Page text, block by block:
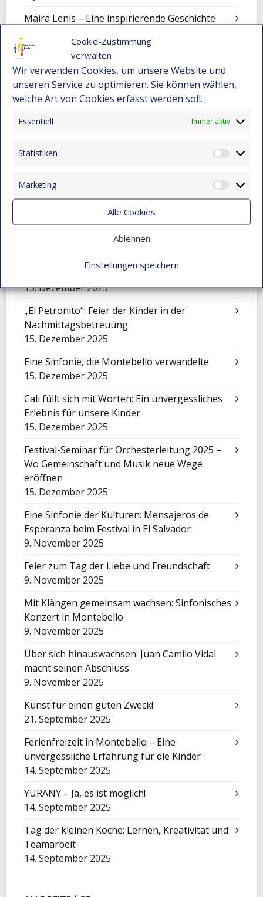
Cookie-Zustimmung
verwalten
Wir verwenden Cookies, um unsere Website und
unseren Service zu optimieren. Sie können wählen,
welche Art von Cookies erfasst werden soll.
Essentiell Immer aktiv
Statistiken
Marketing
Alle Cookies
Ablehnen
Einstellungen speichern
Maira Lenis – Eine inspirierende Geschichte
28. Januar 2026
Wie Alexander durch ein Stipendium seine
Familie unterstützt: Bildungschancen in
Kolumbien
bewirbt sich für ein Stipendium
Darwin Bravo – Vom Landleben zur
Leidenschaft für Computer
22. Dezember 2025
Wenn Kunst den Schmerz berührt
Die Geschichte von Jhon Maicol
15. Dezember 2025
„El Petronito“: Feier der Kinder in der
Nachmittagsbetreuung
15. Dezember 2025
Eine Sinfonie, die Montebello verwandelte
15. Dezember 2025
Cali füllt sich mit Worten: Ein unvergessliches
Erlebnis für unsere Kinder
15. Dezember 2025
Festival-Seminar für Orchesterleitung 2025 –
Wo Gemeinschaft und Musik neue Wege
eröffnen
15. Dezember 2025
Eine Sinfonie der Kulturen: Mensajeros de
Esperanza beim Festival in El Salvador
9. November 2025
Feier zum Tag der Liebe und Freundschaft
9. November 2025
Mit Klängen gemeinsam wachsen: Sinfonisches
Konzert in Montebello
9. November 2025
Über sich hinauswachsen: Juan Camilo Vidal
macht seinen Abschluss
9. November 2025
Kunst für einen guten Zweck!
21. September 2025
Ferienfreizeit in Montebello – Eine
unvergessliche Erfahrung für die Kinder
14. September 2025
YURANY – Ja, es ist möglich!
14. September 2025
Tag der kleinen Köche: Lernen, Kreativität und
Teamarbeit
14. September 2025